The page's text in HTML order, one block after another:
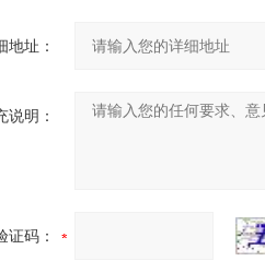
地址：
说明：
证码：